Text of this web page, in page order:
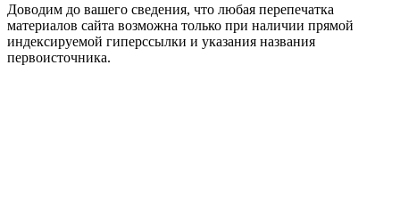
Доводим до вашего сведения, что любая перепечатка
материалов сайта возможна только при наличии прямой
индексируемой гиперссылки и указания названия
первоисточника.